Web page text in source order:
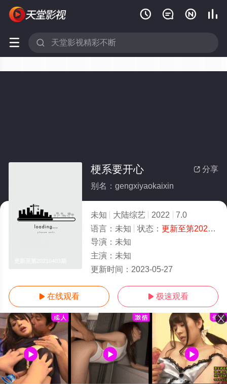
   
 
 分享
梗系要开心
别名：gengxiyaokaixin
未知 大陆综艺 2022
7.0
语言： 未知 状态： 更新至第20210403期
导演： 未知
主演： 未知
更新时间： 2023-05-27
 在线观看  极速观看